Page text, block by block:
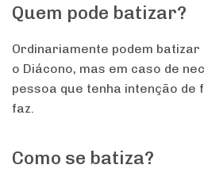
Quem pode batizar?
Ordinariamente podem
o Diácono, mas em caso de
pessoa que tenha intenção de
faz.
Como se batiza?